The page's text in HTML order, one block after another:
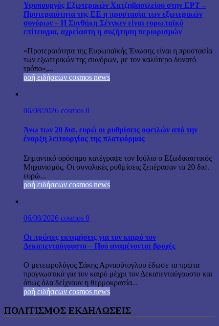
Υφυπουργός Εξωτερικών Χατζηβασιλείου στην ΕΡΤ –
Προτεραιότητα της ΕΕ η προστασία των εξωτερικών
συνόρων – Η Συνθήκη Σένγκεν είναι ευρωπαϊκό
επίτευγμα, αχρείαστη η συζήτηση περιορισμών
«Προτεραιότητα της Ευρωπαϊκής Ένωσης είναι η προστασία
των εξωτερικών της συνόρων, με τον καλύτερο δυνατό
τρόπο»,...
ροή ειδήσεων cosmos news
06/08/2026 cosmos 0
Άνω των 20 δισ. ευρώ οι ρυθμίσεις οφειλών από την
έναρξη λειτουργίας της πλατφόρμας
Σημαντικό ορόσημο κατέγραψε τον Ιούλιο ο Εξωδικαστικός
Μηχανισμός. Οι συνολικές ρυθμίσεις ξεπέρασαν τα 20 δισ.
ευρώ...
ροή ειδήσεων cosmos news
06/08/2026 cosmos 0
Οι πρώτες εκτιμήσεις για τον καιρό τον
Δεκαπενταύγουστο – Πού αναμένονται βροχές
Ο μετεωρολόγος Σάκης Αρναούτογλου έδωσε τα πρώτα
προγνωστικά για τον καιρό μέχρι τον Δεκαπενταύγουστο και
όπως όλα δείχνουν η θερμοκρασία...
ροή ειδήσεων cosmos news
ΠΟΛΙΤΙΣΜΟΣ ΕΚΔΗΛΩΣΕΙΣ